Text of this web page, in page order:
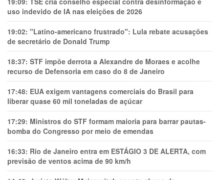
uso indevido de IA nas eleições de 2026
19:02: "Latino-americano frustrado": Lula rebate acusações
de secretário de Donald Trump
18:37: STF impõe derrota a Alexandre de Moraes e acolhe
recurso de Defensoria em caso do 8 de Janeiro
17:48: EUA exigem vantagens comerciais do Brasil para
liberar quase 60 mil toneladas de açúcar
17:29: Ministros do STF formam maioria para barrar pautas-
bomba do Congresso por meio de emendas
16:33: Rio de Janeiro entra em ESTÁGIO 3 DE ALERTA, com
previsão de ventos acima de 90 km/h